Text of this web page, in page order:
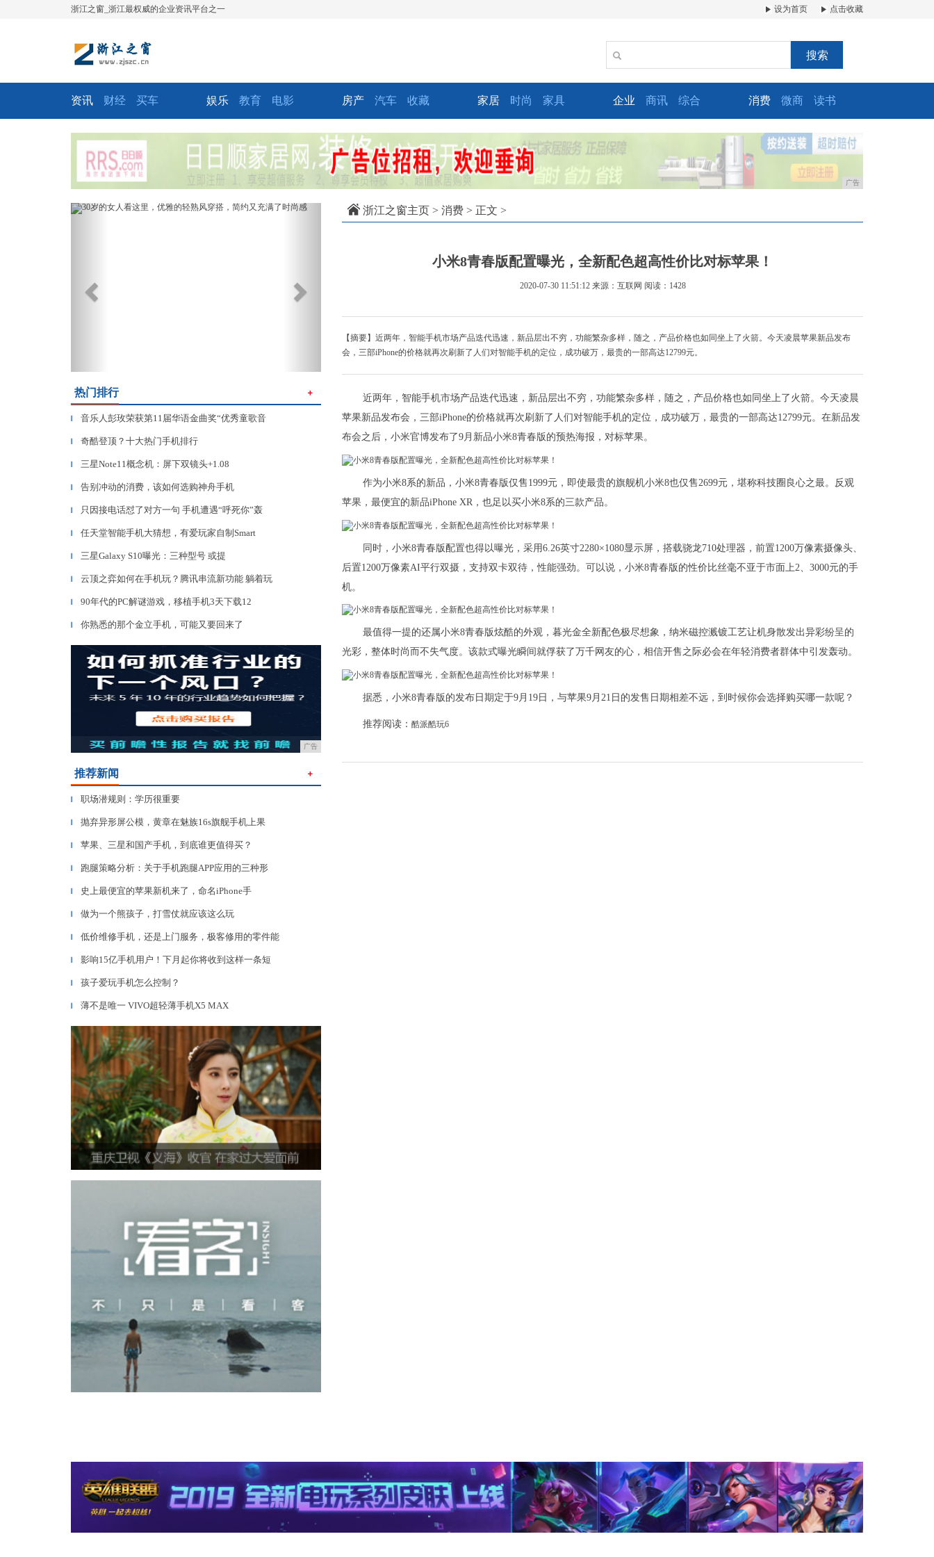
浙江之窗_浙江最权威的企业资讯平台之一 设为首页 点击收藏
搜索
资讯 财经 买车 娱乐 教育 电影 房产 汽车 收藏 家居 时尚 家具 企业 商讯 综合 消费 微商 读书
广告
Previous Next
热门排行 ＋
▎ 音乐人彭玫荣获第11届华语金曲奖“优秀童歌音
▎ 奇酷登顶？十大热门手机排行
▎ 三星Note11概念机：屏下双镜头+1.08
▎ 告别冲动的消费，该如何选购神舟手机
▎ 只因接电话怼了对方一句 手机遭遇“呼死你”轰
▎ 任天堂智能手机大猜想，有爱玩家自制Smart
▎ 三星Galaxy S10曝光：三种型号 或提
▎ 云顶之弈如何在手机玩？腾讯串流新功能 躺着玩
▎ 90年代的PC解谜游戏，移植手机3天下载12
▎ 你熟悉的那个金立手机，可能又要回来了
广告
推荐新闻 ＋
▎ 职场潜规则：学历很重要
▎ 抛弃异形屏公模，黄章在魅族16s旗舰手机上果
▎ 苹果、三星和国产手机，到底谁更值得买？
▎ 跑腿策略分析：关于手机跑腿APP应用的三种形
▎ 史上最便宜的苹果新机来了，命名iPhone手
▎ 做为一个熊孩子，打雪仗就应该这么玩
▎ 低价维修手机，还是上门服务，极客修用的零件能
▎ 影响15亿手机用户！下月起你将收到这样一条短
▎ 孩子爱玩手机怎么控制？
▎ 薄不是唯一 VIVO超轻薄手机X5 MAX
浙江之窗主页 > 消费 > 正文 >
小米8青春版配置曝光，全新配色超高性价比对标苹果！
2020-07-30 11:51:12 来源：互联网 阅读：1428
【摘要】近两年，智能手机市场产品迭代迅速，新品层出不穷，功能繁杂多样，随之，产品价格也如同坐上了火箭。今天凌晨苹果新品发布
会，三部iPhone的价格就再次刷新了人们对智能手机的定位，成功破万，最贵的一部高达12799元。
近两年，智能手机市场产品迭代迅速，新品层出不穷，功能繁杂多样，随之，产品价格也如同坐上了火箭。今天凌晨
苹果新品发布会，三部iPhone的价格就再次刷新了人们对智能手机的定位，成功破万，最贵的一部高达12799元。在新品发
布会之后，小米官博发布了9月新品小米8青春版的预热海报，对标苹果。
作为小米8系的新品，小米8青春版仅售1999元，即使最贵的旗舰机小米8也仅售2699元，堪称科技圈良心之最。反观
苹果，最便宜的新品iPhone XR，也足以买小米8系的三款产品。
同时，小米8青春版配置也得以曝光，采用6.26英寸2280×1080显示屏，搭载骁龙710处理器，前置1200万像素摄像头、
后置1200万像素AI平行双摄，支持双卡双待，性能强劲。可以说，小米8青春版的性价比丝毫不亚于市面上2、3000元的手
机。
最值得一提的还属小米8青春版炫酷的外观，暮光金全新配色极尽想象，纳米磁控溅镀工艺让机身散发出异彩纷呈的
光彩，整体时尚而不失气度。该款式曝光瞬间就俘获了万千网友的心，相信开售之际必会在年轻消费者群体中引发轰动。
据悉，小米8青春版的发布日期定于9月19日，与苹果9月21日的发售日期相差不远，到时候你会选择购买哪一款呢？
推荐阅读： 酷派酷玩6